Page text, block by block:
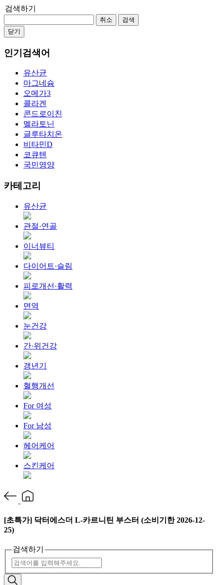
검색하기
취소
검색
닫기
인기검색어
유산균
마그네슘
오메가3
콜라겐
콘드로이친
멜라토닌
글루타치온
비타민D
코큐텐
국민영양
카테고리
유산균
관절·연골
이너뷰티
다이어트·슬림
피로개선·활력
면역
눈건강
간·위건강
갱년기
혈행개선
For 여성
For 남성
헤어케어
스킨케어
[초특가] 닥터에스더 L-카르니틴 부스터 (소비기한 2026-12-
25)
검색하기